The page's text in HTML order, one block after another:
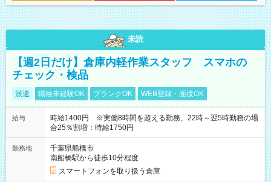
未読
【週2日だけ】倉庫内軽作業スタッフ スマホの
チェック・検品
派遣 職種未経験OK ブランクOK WEB登録・面接OK
給与
時給1400円 ※実働8時間を超える勤務、22時～翌5時勤務の場
合25％割増：時給1750円
勤務地
千葉県船橋市
南船橋駅から徒歩10分程度
スマートフォンを取り扱う倉庫